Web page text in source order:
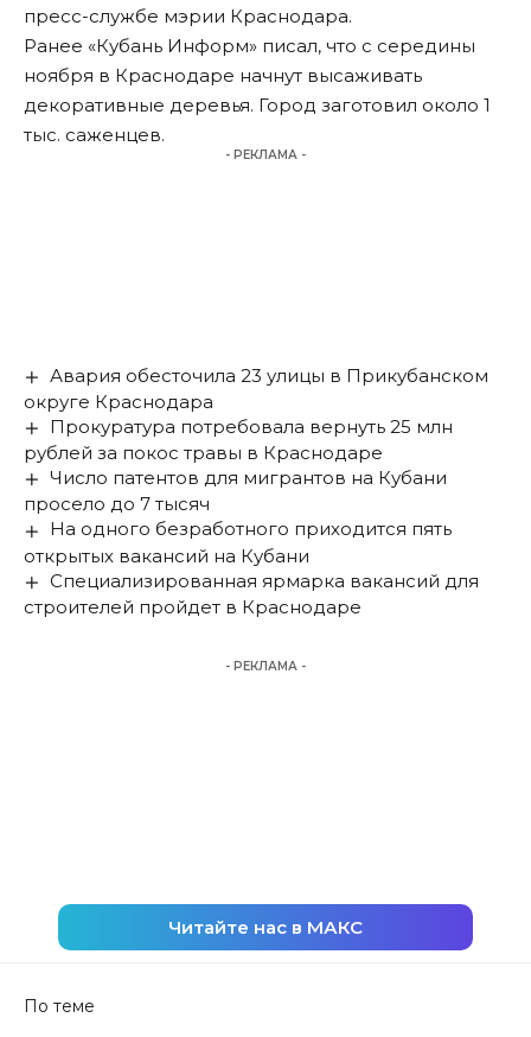
пресс-службе мэрии Краснодара.
Ранее «Кубань Информ» писал, что с середины
ноября в Краснодаре начнут высаживать
декоративные деревья. Город заготовил около 1
тыс. саженцев.
- РЕКЛАМА -
Авария обесточила 23 улицы в Прикубанском
округе Краснодара
Прокуратура потребовала вернуть 25 млн
рублей за покос травы в Краснодаре
Число патентов для мигрантов на Кубани
просело до 7 тысяч
На одного безработного приходится пять
открытых вакансий на Кубани
Специализированная ярмарка вакансий для
строителей пройдет в Краснодаре
- РЕКЛАМА -
Читайте нас в МАКС
По теме